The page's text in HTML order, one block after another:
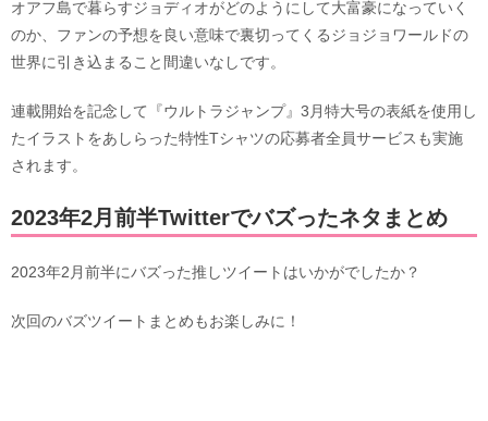
オアフ島で暮らすジョディオがどのようにして大富豪になっていく
のか、ファンの予想を良い意味で裏切ってくるジョジョワールドの
世界に引き込まること間違いなしです。
連載開始を記念して『ウルトラジャンプ』3月特大号の表紙を使用し
たイラストをあしらった特性Tシャツの応募者全員サービスも実施
されます。
2023年2月前半Twitterでバズったネタまとめ
2023年2月前半にバズった推しツイートはいかがでしたか？
次回のバズツイートまとめもお楽しみに！